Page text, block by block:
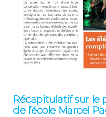
Récapitulatif sur le
de l’école Marcel